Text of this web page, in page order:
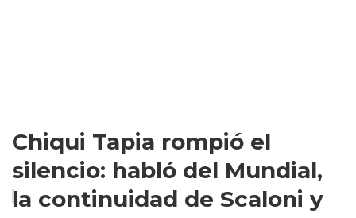
Chiqui Tapia rompió el
silencio: habló del Mundial,
la continuidad de Scaloni y